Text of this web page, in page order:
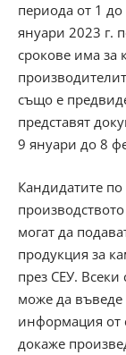
периода от 1
януари 2023 г.
срокове има за
също е
представят
9 януари до 8
Кандидатите
могат да
продукция за
през СЕУ. Всеки
може да
информация от
докаже